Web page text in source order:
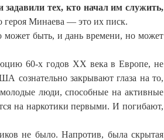
тех, кто начал им служить,
героя Минаева — это их писк.
может быть, и дань времени, но может
60-х годов ХХ века в Европе, не
сознательно закрывают глаза на то,
люди, способные на активные
на наркотики первыми. И погибают,
не было. Напротив, была скрытая